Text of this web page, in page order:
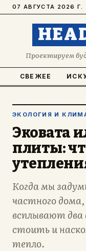
07 АВГУСТА 2026 Г.
Проектируем
СВЕЖЕЕ
ЭКОЛОГИЯ И
Эковата
плиты:
Когда мы
частного
всплывают два
стоить и
тепло.